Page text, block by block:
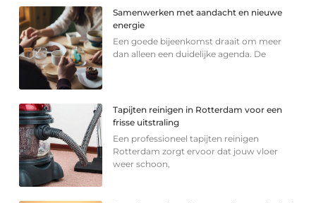
Samenwerken met aandacht en nieuwe
energie
Een goede bijeenkomst draait om meer
dan alleen een duidelijke agenda. De
Tapijten reinigen in Rotterdam voor een
frisse uitstraling
Een professioneel tapijten reinigen
Rotterdam zorgt ervoor dat jouw vloer
weer schoon,